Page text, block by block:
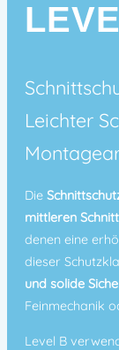
Leichter
Die
mittleren
denen eine
dieser
und solide
Feinmechanik
Level B